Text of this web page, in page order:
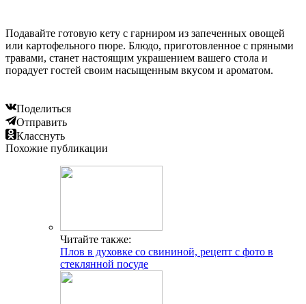
Подавайте готовую кету с гарниром из запеченных овощей
или картофельного пюре. Блюдо, приготовленное с пряными
травами, станет настоящим украшением вашего стола и
порадует гостей своим насыщенным вкусом и ароматом.
Поделиться
Отправить
Класснуть
Похожие публикации
Читайте также:
Плов в духовке со свининой, рецепт с фото в
стеклянной посуде